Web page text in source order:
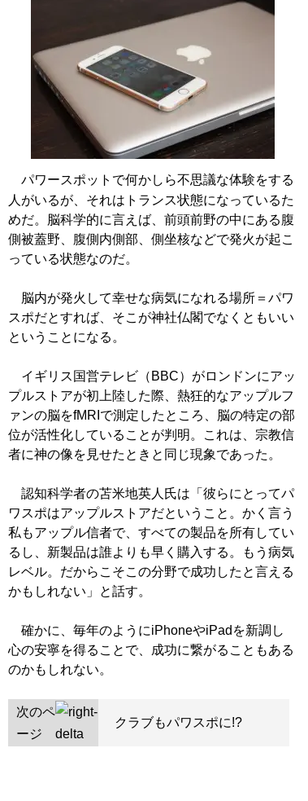
パワースポットで何かしら不思議な体験をする
人がいるが、それはトランス状態になっているた
めだ。脳科学的に言えば、前頭前野の中にある腹
側被蓋野、腹側内側部、側坐核などで発火が起こ
っている状態なのだ。
脳内が発火して幸せな病気になれる場所＝パワ
スポだとすれば、そこが神社仏閣でなくともいい
ということになる。
イギリス国営テレビ（BBC）がロンドンにアッ
プルストアが初上陸した際、熱狂的なアップルフ
ァンの脳をfMRIで測定したところ、脳の特定の部
位が活性化していることが判明。これは、宗教信
者に神の像を見せたときと同じ現象であった。
認知科学者の苫米地英人氏は「彼らにとってパ
ワスポはアップルストアだということ。かく言う
私もアップル信者で、すべての製品を所有してい
るし、新製品は誰よりも早く購入する。もう病気
レベル。だからこそこの分野で成功したと言える
かもしれない」と話す。
確かに、毎年のようにiPhoneやiPadを新調し
心の安寧を得ることで、成功に繋がることもある
のかもしれない。
次のペ
ージ
クラブもパワスポに!?